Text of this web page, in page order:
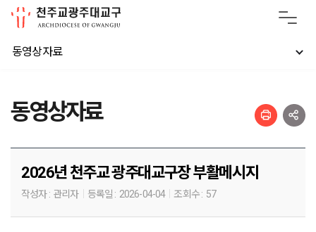
동영상자료
동영상자료
2026년 천주교 광주대교구장 부활메시지
작성자 : 관리자 등록일 : 2026-04-04 조회수 : 57